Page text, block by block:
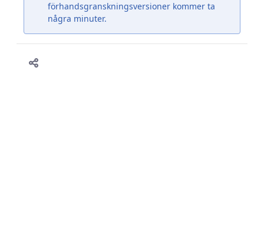
förhandsgranskningsversioner kommer ta
några minuter.